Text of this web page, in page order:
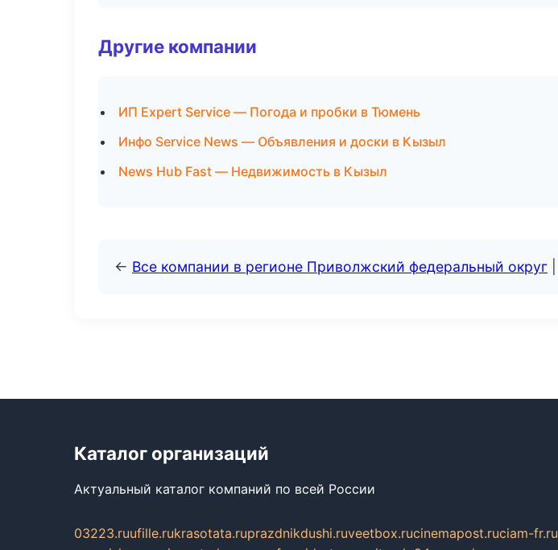
Другие компании
ИП Expert Service — Погода и пробки в Тюмень
Инфо Service News — Объявления и доски в Кызыл
News Hub Fast — Недвижимость в Кызыл
← Все компании в регионе Приволжский федеральный округ
Каталог организаций
Актуальный каталог компаний по всей России
03223.ruufille.rukrasotata.ruprazdnikdushi.ruveetbox.rucinemapost.ruciam-fr.ru